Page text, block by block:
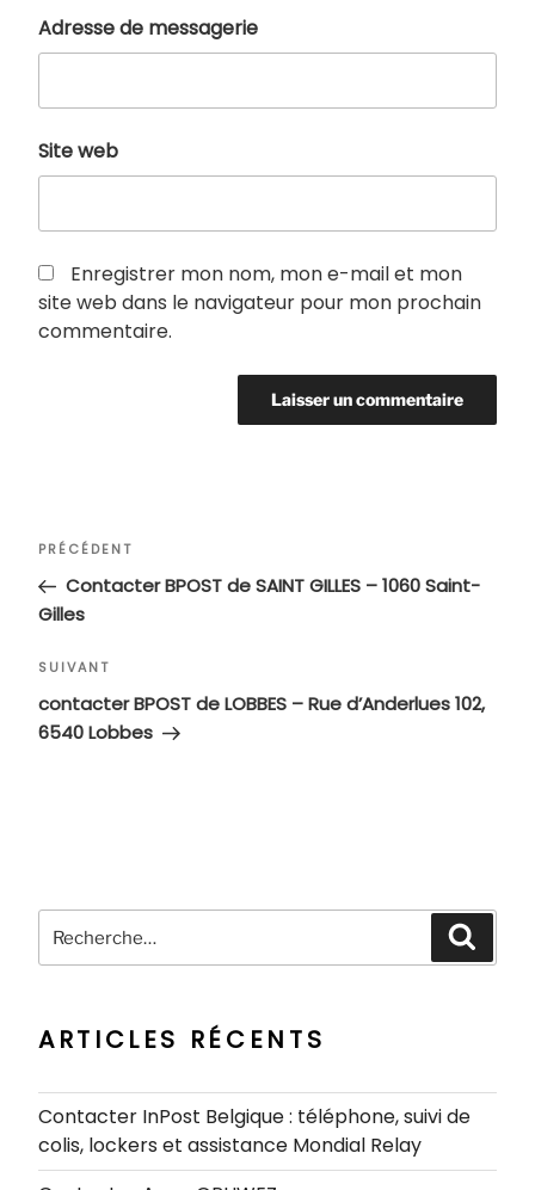
Adresse de messagerie
Site web
Enregistrer mon nom, mon e-mail et mon
site web dans le navigateur pour mon prochain
commentaire.
Navigation
l’article
Article
précédent
PRÉCÉDENT
Contacter BPOST de SAINT GILLES – 1060 Saint-
Gilles
Article
suivant
SUIVANT
contacter BPOST de LOBBES – Rue d’Anderlues 102,
6540 Lobbes
pour
ARTICLES RÉCENTS
Contacter InPost Belgique : téléphone, suivi de
colis, lockers et assistance Mondial Relay